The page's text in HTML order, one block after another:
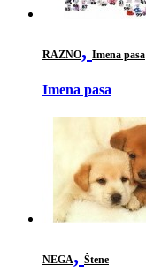
RAZNO, Imena pasa
Imena pasa
NEGA, Štene